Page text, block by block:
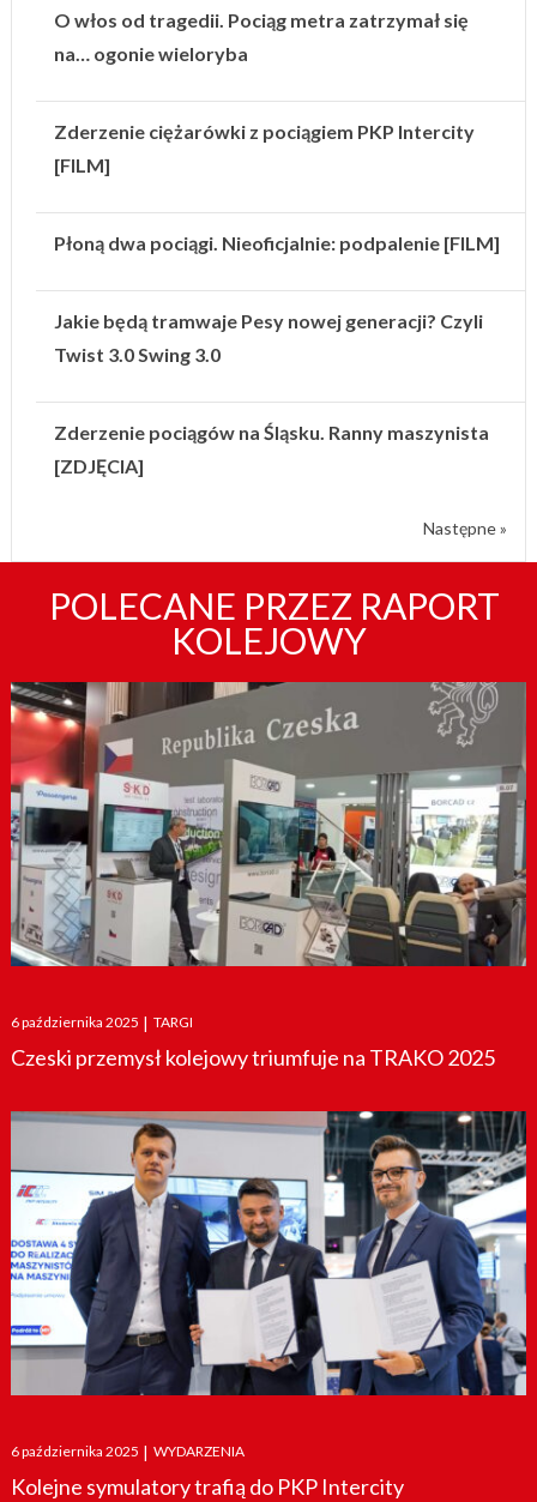
O włos od tragedii. Pociąg metra zatrzymał się
na… ogonie wieloryba
Zderzenie ciężarówki z pociągiem PKP Intercity
[FILM]
Płoną dwa pociągi. Nieoficjalnie: podpalenie [FILM]
Jakie będą tramwaje Pesy nowej generacji? Czyli
Twist 3.0 Swing 3.0
Zderzenie pociągów na Śląsku. Ranny maszynista
[ZDJĘCIA]
Następne »
POLECANE PRZEZ RAPORT
KOLEJOWY
Posted
on
6 października 2025 | TARGI
Czeski przemysł kolejowy triumfuje na TRAKO 2025
Posted
on
6 października 2025 | WYDARZENIA
Kolejne symulatory trafią do PKP Intercity